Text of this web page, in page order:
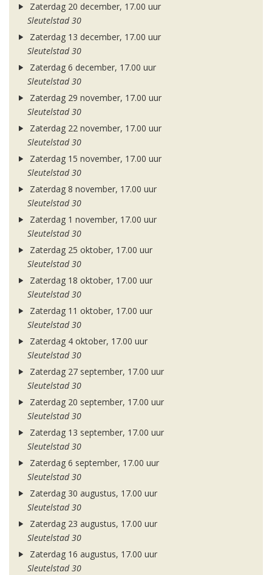
Zaterdag 20 december, 17.00 uur
Sleutelstad 30
Zaterdag 13 december, 17.00 uur
Sleutelstad 30
Zaterdag 6 december, 17.00 uur
Sleutelstad 30
Zaterdag 29 november, 17.00 uur
Sleutelstad 30
Zaterdag 22 november, 17.00 uur
Sleutelstad 30
Zaterdag 15 november, 17.00 uur
Sleutelstad 30
Zaterdag 8 november, 17.00 uur
Sleutelstad 30
Zaterdag 1 november, 17.00 uur
Sleutelstad 30
Zaterdag 25 oktober, 17.00 uur
Sleutelstad 30
Zaterdag 18 oktober, 17.00 uur
Sleutelstad 30
Zaterdag 11 oktober, 17.00 uur
Sleutelstad 30
Zaterdag 4 oktober, 17.00 uur
Sleutelstad 30
Zaterdag 27 september, 17.00 uur
Sleutelstad 30
Zaterdag 20 september, 17.00 uur
Sleutelstad 30
Zaterdag 13 september, 17.00 uur
Sleutelstad 30
Zaterdag 6 september, 17.00 uur
Sleutelstad 30
Zaterdag 30 augustus, 17.00 uur
Sleutelstad 30
Zaterdag 23 augustus, 17.00 uur
Sleutelstad 30
Zaterdag 16 augustus, 17.00 uur
Sleutelstad 30